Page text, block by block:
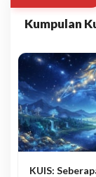
Kumpulan
KUIS: